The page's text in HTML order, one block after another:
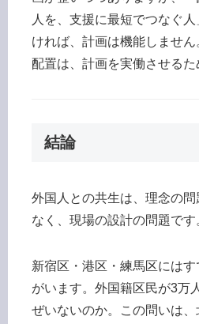
人を、支援に最短でつなぐ
ければ、計画は機能しませ
配置は、計画を実働させるた
結論
外国人との共生は、理念の
なく、現場の設計の問題です
新宿区・港区・練馬区には
がいます。外国籍区民が3万
ぜいないのか。この問いは